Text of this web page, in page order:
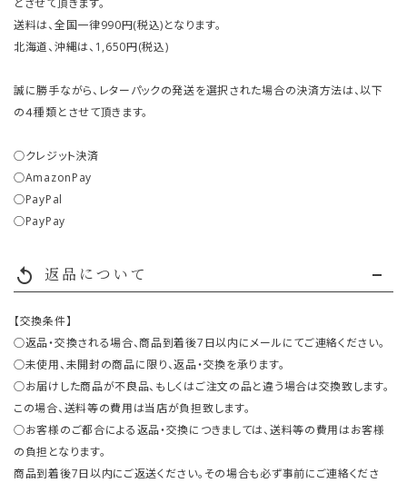
送料は、全国一律990円(税込)となります。
北海道、沖縄は、1,650円(税込)
誠に勝手ながら、レターパックの発送を選択された場合の決済方法は、以下
の４種類とさせて頂きます。
○クレジット決済
○AmazonPay
○PayPal
○PayPay
replay 返品について
【交換条件】
○返品・交換される場合、商品到着後7日以内にメールにてご連絡ください。
○未使用、未開封の商品に限り、返品・交換を承ります。
○お届けした商品が不良品、もしくはご注文の品と違う場合は交換致します。
この場合、送料等の費用は当店が負担致します。
○お客様のご都合による返品・交換につきましては、送料等の費用はお客様
の負担となります。
商品到着後7日以内にご返送ください。その場合も必ず事前にご連絡くださ